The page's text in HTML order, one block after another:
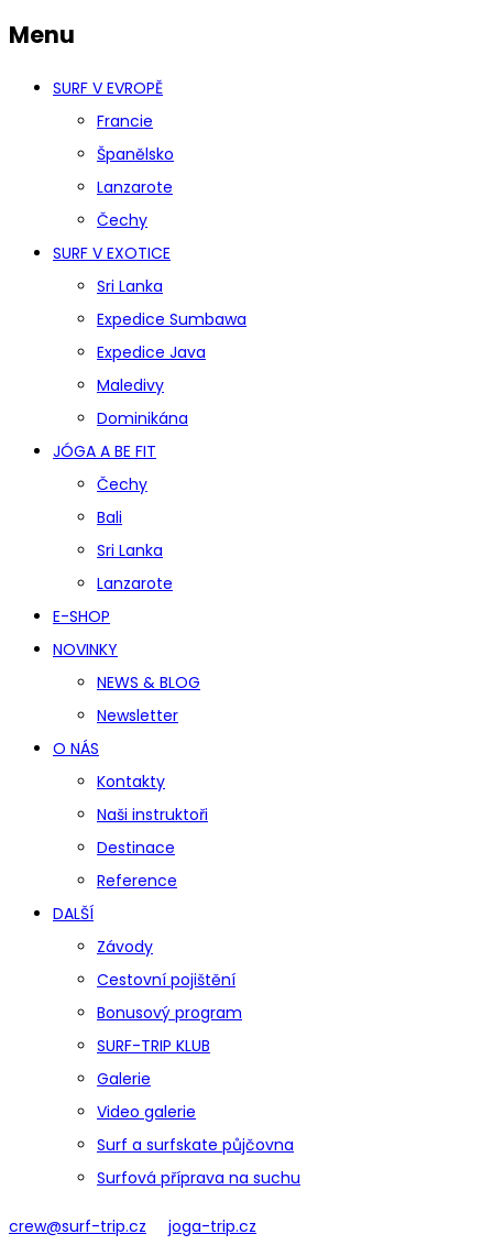
Menu
SURF V EVROPĚ
Francie
Španělsko
Lanzarote
Čechy
SURF V EXOTICE
Sri Lanka
Expedice Sumbawa
Expedice Java
Maledivy
Dominikána
JÓGA A BE FIT
Čechy
Bali
Sri Lanka
Lanzarote
E-SHOP
NOVINKY
NEWS & BLOG
Newsletter
O NÁS
Kontakty
Naši instruktoři
Destinace
Reference
DALŠÍ
Závody
Cestovní pojištění
Bonusový program
SURF-TRIP KLUB
Galerie
Video galerie
Surf a surfskate půjčovna
Surfová příprava na suchu
crew@surf-trip.cz joga-trip.cz